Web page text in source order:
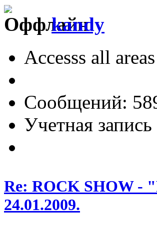
kandy
Accesss all areas
Сообщений:
Учетная
Re: ROCK SHOW -
24.01.2009.